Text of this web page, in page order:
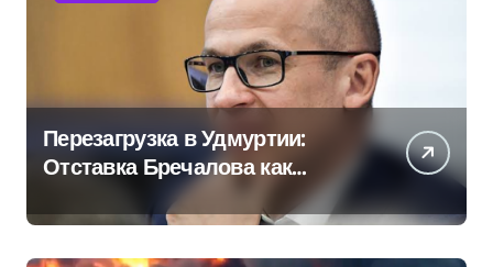
Перезагрузка в Удмуртии:
Отставка Бречалова как
результат управленческих
провалов и уязвимости
региона